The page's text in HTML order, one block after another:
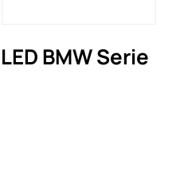
BMW Serie